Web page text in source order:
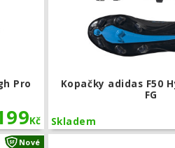
Pro
Kč
Kopačky adidas F50
FG
Skladem
Nové Dětské kopačky Puma